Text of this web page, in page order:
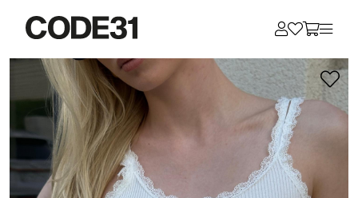
Для клиентов всех банков
Разбейте
оплатуна части
без переплат